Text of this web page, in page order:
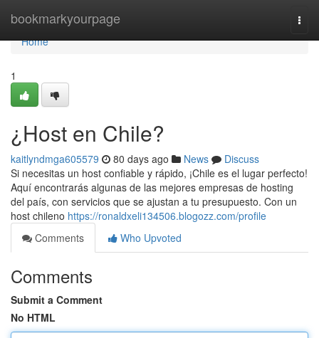
bookmarkyourpage
Home
Home
1
¿Host en Chile?
kaitlyndmga605579 80 days ago News
Discuss
Si necesitas un host confiable y rápido, ¡Chile es el lugar perfecto!
Aquí encontrarás algunas de las mejores empresas de hosting
del país, con servicios que se ajustan a tu presupuesto. Con un
host chileno https://ronaldxeli134506.blogozz.com/profile
Comments
Who Upvoted
Comments
Submit a Comment
No HTML